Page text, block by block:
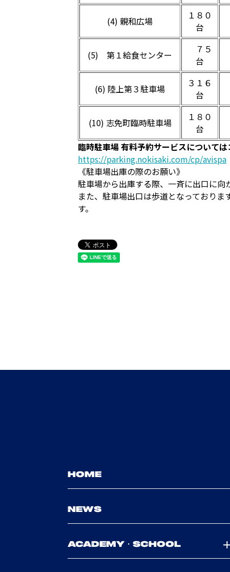
(4) 親和広場
１８０
台
(5) 第１給食センター
７５
台
(6) 陸上第３駐車場
３１６
台
(10) 志免町臨時駐車場
１８０
台
臨時駐車場 有料予約サービスについては
https://parking.nokisaki.com/cp/avispa
《駐車場出庫の際のお願い》
駐車場から出庫する際、一斉に出口に向
また、駐車場出口は歩道となっており
す。
HOME
NEWS
ACADEMY・SCHOOL